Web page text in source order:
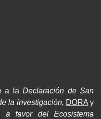
a laDeclaración de San
la investigación, DORAy
a favor del Ecosistema